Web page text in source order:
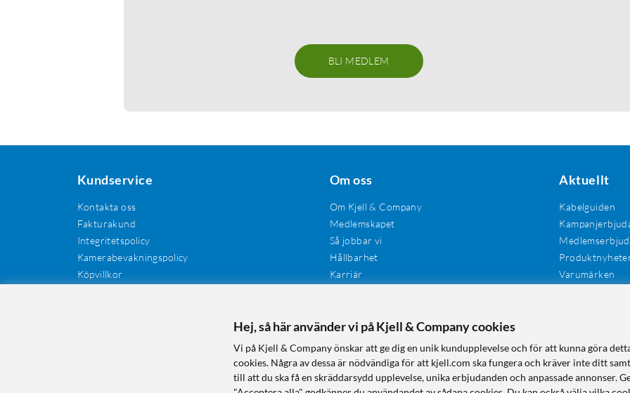
BLI MEDLEM
Kundservice
Kontakta oss
Fakturakund
Integritetspolicy
Kamerabevakningspolicy
Köpvillkor
Om oss
Om Kjell & Company
Medlemskapet
Så jobbar vi
Hållbarhet
Karriär
Tillgänglighet
Aktuellt
Kabelguiden
Varumärken
Hej, så här använder vi på Kjell & Company cookies
Vi på Kjell & Company önskar att ge dig en unik kundupplevelse och för att kunna göra
cookies. Några av dessa är nödvändiga för att kjell.com ska fungera och kräver inte ditt
till att du ska få en skräddarsydd upplevelse, unika erbjudanden och anpassade annonser.